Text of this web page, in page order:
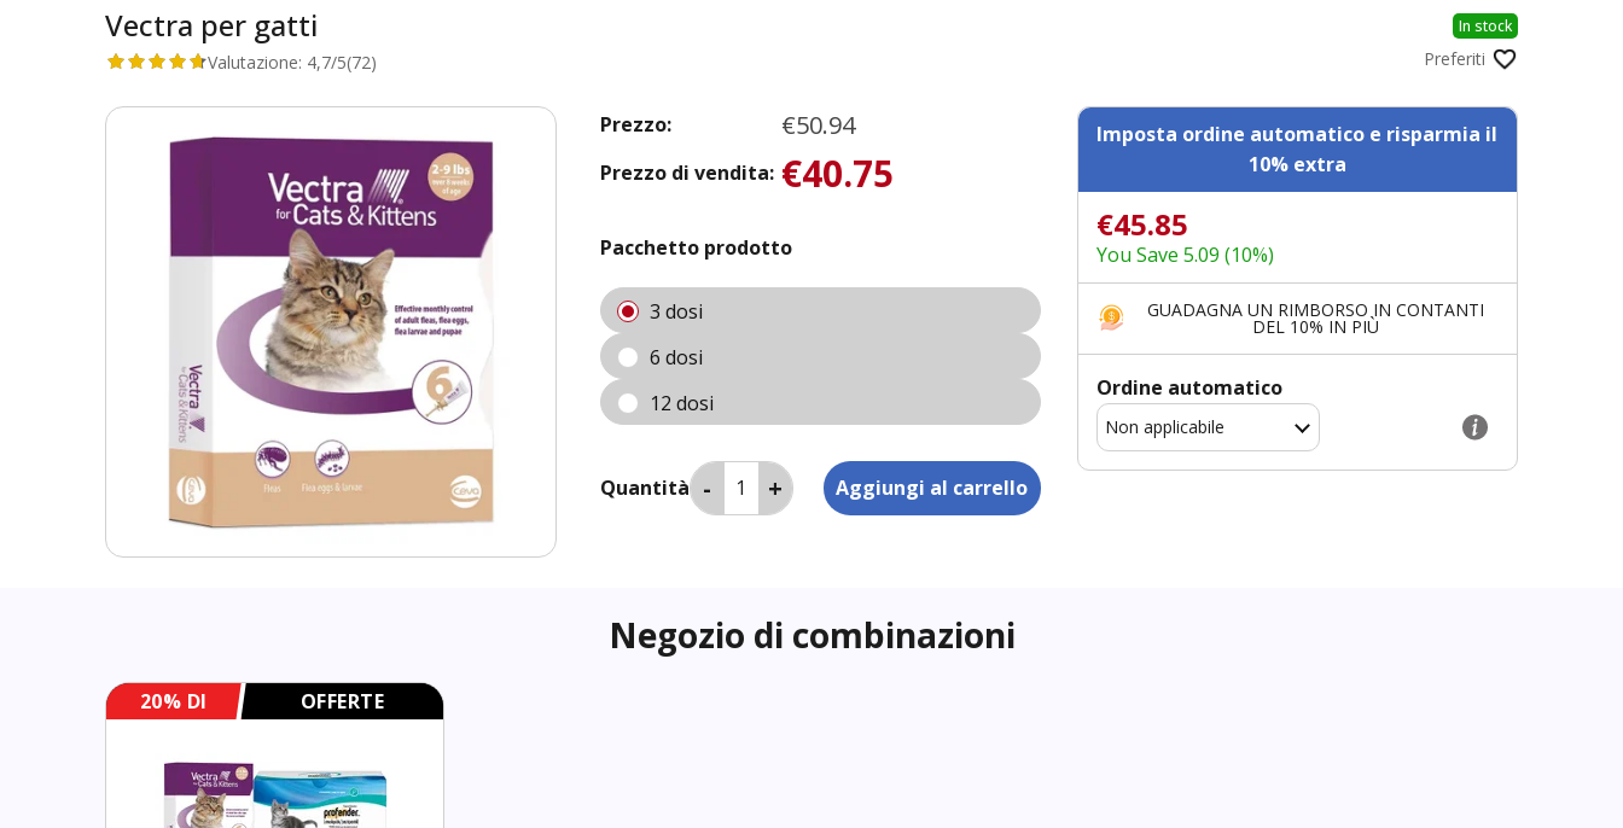
Vectra per gatti In stock
Valutazione: 4,7/5(72) Preferiti
Prezzo: €50.94
Prezzo di vendita: €40.75
Pacchetto prodotto
3 dosi
6 dosi
12 dosi
Imposta ordine automatico e risparmia il
10% extra
€45.85
You Save 5.09 (10%)
GUADAGNA UN RIMBORSO IN CONTANTI
DEL 10% IN PIÙ
Ordine automatico
Quantità
Negozio di combinazioni
20% DI
OFFERTE